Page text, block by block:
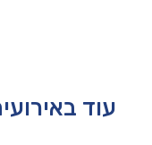
עוד